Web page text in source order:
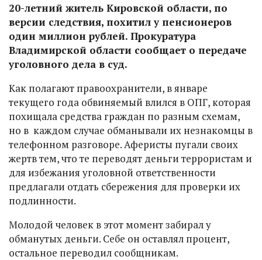
20-летний житель Кировской области, по
версии следствия, похитил у пенсионеров
один миллион рублей. Прокуратура
Владимирской области сообщает о передаче
уголовного дела в суд.
Как полагают правоохранители, в январе
текущего года обвиняемый влился в ОПГ, которая
похищала средства граждан по разным схемам,
но в каждом случае обманывали их незнакомцы в
телефонном разговоре. Аферисты пугали своих
жертв тем, что те переводят деньги террористам и
для избежания уголовной ответственности
предлагали отдать сбережения для проверки их
подлинности.
Молодой человек в этот момент забирал у
обманутых деньги. Себе он оставлял процент,
остальное переводил сообщникам.